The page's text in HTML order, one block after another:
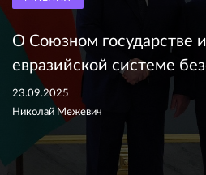
О Союзном государстве
евразийской системе
23.09.2025
Николай Межевич